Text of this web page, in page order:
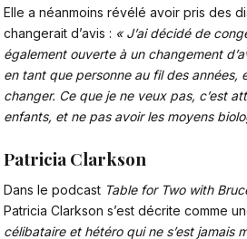
Elle a néanmoins révélé avoir pris des
changerait d’avis : « J’ai décidé de
également ouverte à un changement
en tant que personne au fil des années,
changer. Ce que je ne veux pas, c’est
enfants, et ne pas avoir les moyens
Patricia Clarkson
Dans le podcast Table for Two with
Patricia Clarkson s’est décrite comme
célibataire et hétéro qui ne s’est jamais